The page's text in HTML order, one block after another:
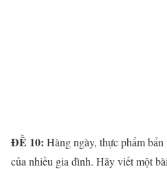
ĐỀ 10: Hàng ngày, thực phẩm
của nhiều gia đình. Hãy viết một